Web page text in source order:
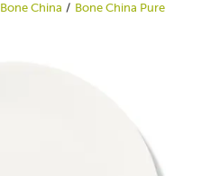
Bone China Bone China Pure